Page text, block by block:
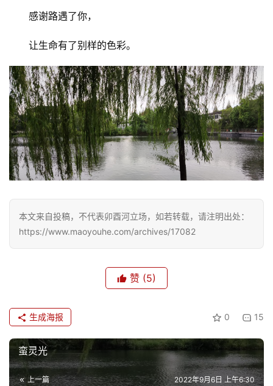
感谢路遇了你，
让生命有了别样的色彩。
本文来自投稿，不代表卯酉河立场，如若转载，请注明出处：
https://www.maoyouhe.com/archives/17082
赞 (5)
0 15
生成海报
蛮灵光
上一篇 2022年9月6日 上午6:30